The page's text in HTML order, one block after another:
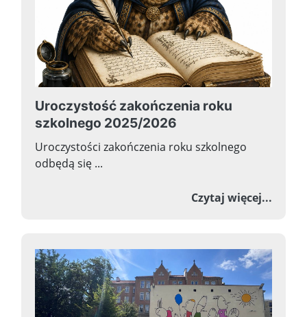
Uroczystość zakończenia roku
szkolnego 2025/2026
Uroczystości zakończenia roku szkolnego
odbędą się ...
Czytaj więcej...o